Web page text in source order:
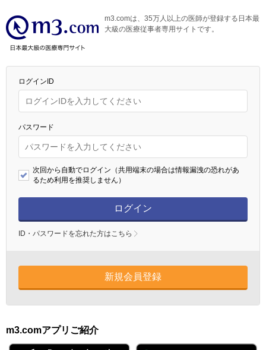
m3.comは、35万人以上の医師が登録する日本最
大級の医療従事者専用サイトです。
ログインID
パスワード
次回から自動でログイン（共用端末の場合は情報漏洩の恐れがあ
るため利用を推奨しません）
ログイン
ID・パスワードを忘れた方はこちら
新規会員登録
m3.comアプリご紹介